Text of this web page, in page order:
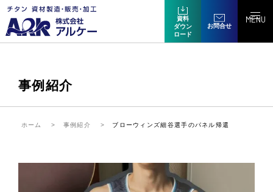
資料
ダウン
ロード
お問合せ
MENU
事例紹介
ホーム 事例紹介 ブローウィンズ細谷選手のパネル帰還